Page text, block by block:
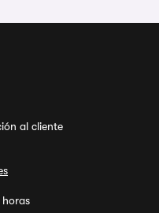
al cliente
horas